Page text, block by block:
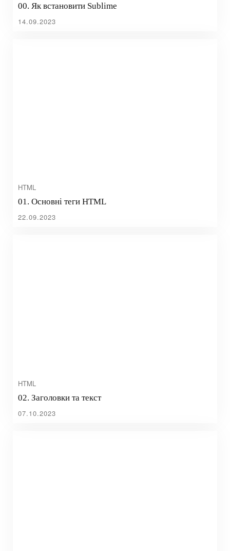
00. Як встановити Sublime
14.09.2023
HTML
01. Основні теги HTML
22.09.2023
HTML
02. Заголовки та текст
07.10.2023